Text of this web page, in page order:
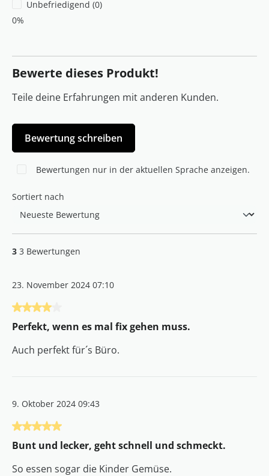
Unbefriedigend (0)
0%
Bewerte dieses Produkt!
Teile deine Erfahrungen mit anderen Kunden.
Bewertung schreiben
Bewertungen nur in der aktuellen Sprache anzeigen.
Sortiert nach
3 3 Bewertungen
23. November 2024 07:10
Bewertung mit 4 von 5 Sternen
Perfekt, wenn es mal fix gehen muss.
Auch perfekt für´s Büro.
9. Oktober 2024 09:43
Bewertung mit 5 von 5 Sternen
Bunt und lecker, geht schnell und schmeckt.
So essen sogar die Kinder Gemüse.